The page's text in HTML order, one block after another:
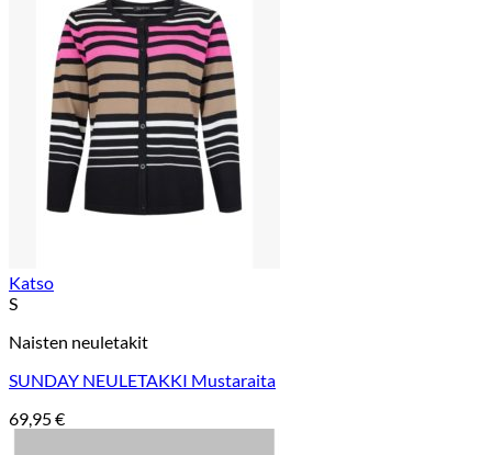
Katso
S
Naisten neuletakit
SUNDAY NEULETAKKI Mustaraita
69,95€